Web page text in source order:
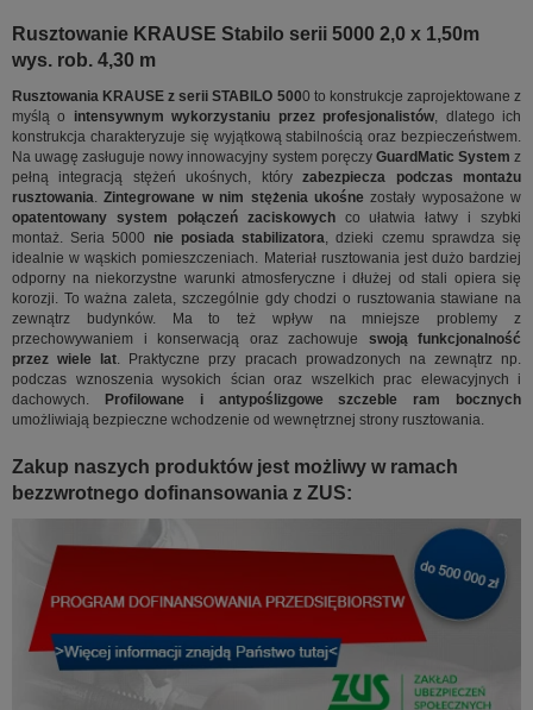
Rusztowanie KRAUSE Stabilo serii 5000 2,0 x 1,50m
wys. rob. 4,30 m
Rusztowania KRAUSE z serii STABILO 5000 to konstrukcje zaprojektowane z
myślą o
intensywnym wykorzystaniu przez profesjonalistów, dlatego ich
konstrukcja charakteryzuje się wyjątkową stabilnością oraz bezpieczeństwem.
Na uwagę zasługuje nowy innowacyjny system poręczy GuardMatic System z
pełną integracją stężeń ukośnych, któryzabezpiecza podczas montażu
rusztowania.Zintegrowane w nim stężenia ukośne zostały wyposażone w
opatentowany system połączeń zaciskowychco ułatwia łatwy i szybki
montaż. Seria 5000 nie posiada stabilizatora, dzieki czemu sprawdza się
idealnie w wąskich pomieszczeniach. Materiał rusztowania jest dużo bardziej
odporny na niekorzystne warunki atmosferyczne i dłużej od stali opiera się
korozji. To ważna zaleta, szczególnie gdy chodzi o rusztowania stawiane na
zewnątrz budynków. Ma to też wpływ na mniejsze problemy z
przechowywaniem i konserwacją oraz zachowuje swoją funkcjonalność
przez wiele lat. Praktyczne przy pracach prowadzonych na zewnątrz np.
podczas wznoszenia wysokich ścian oraz wszelkich prac elewacyjnych i
dachowych.
Profilowane i antypoślizgowe szczeble ram bocznych
umożliwiają bezpieczne wchodzenie od wewnętrznej strony rusztowania.
Zakup naszych produktów jest możliwy w ramach
bezzwrotnego dofinansowania z ZUS: